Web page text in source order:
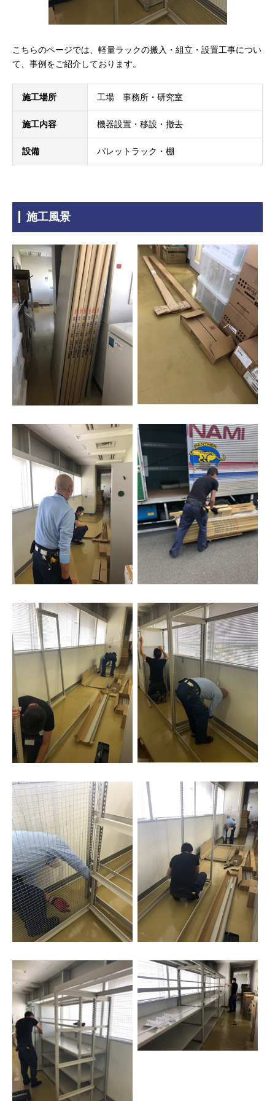
こちらのページでは、軽量ラックの搬入・組立・設置工事につい
て、事例をご紹介しております。
施工場所 工場 事務所・研究室
施工内容 機器設置・移設・撤去
設備 パレットラック・棚
施工風景